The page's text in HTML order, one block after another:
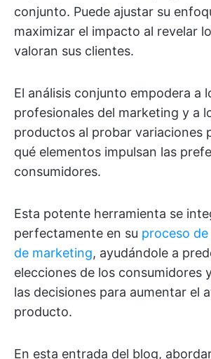
conjunto. Puede ajustar su
maximizar el impacto al revelar
valoran sus clientes.
El análisis conjunto empodera a
profesionales del marketing y a
productos al probar variaciones
qué elementos impulsan las
consumidores.
Esta potente herramienta se
perfectamente en su proceso
de marketing, ayudándole a
elecciones de los consumidores
las decisiones para aumentar el
producto.
En esta entrada del blog,